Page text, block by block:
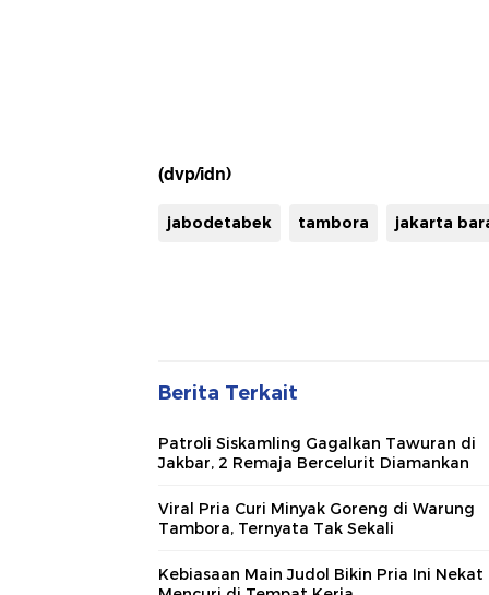
(dvp/idn)
jabodetabek tambora jakarta
Berita Terkait
Patroli Siskamling Gagalkan Tawuran di
Jakbar, 2 Remaja Bercelurit Diamankan
Viral Pria Curi Minyak Goreng di Warung
Tambora, Ternyata Tak Sekali
Kebiasaan Main Judol Bikin Pria Ini Nekat